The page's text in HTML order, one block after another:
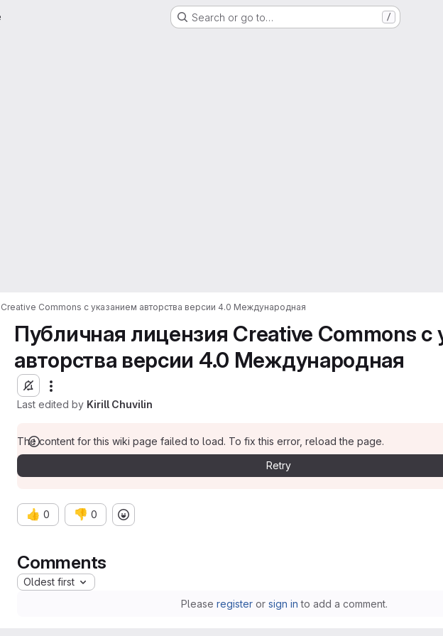
Search or go to… /
Commons с указанием авторства версии 4.0 Международная
Public License
с указанием авторства версии 4.0 Международная
Публичная лицензия Creative Commons с
авторства версии 4.0 Международная
Last edited by Kirill Chuvilin
The content for this wiki page failed to load. To fix this error, reload the page.
Retry
👍 0 👎 0
Comments
Oldest first
Please registeror sign in to add a comment.